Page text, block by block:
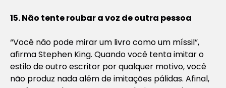
15. Não tente roubar a voz de outra pessoa
“Você não pode mirar um livro como um míssil”,
afirma Stephen King. Quando você tenta imitar o
estilo de outro escritor por qualquer motivo, você
não produz nada além de imitações pálidas. Afinal,